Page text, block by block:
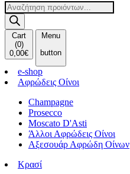
Products
search
Cart
(0)
0,00€
Menu
button
e-shop
Αφρώδεις Οίνοι
Champagne
Prosecco
Moscato D'Asti
Άλλοι Αφρώδεις Οίνοι
Αξεσουάρ Αφρώδη Οίνων
Κρασί